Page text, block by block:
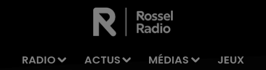
RADIO ACTUS MÉDIAS
JEUX